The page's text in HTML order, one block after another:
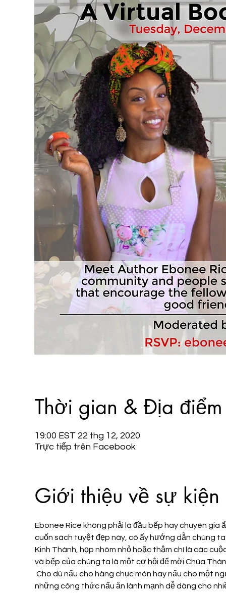
Thời gian & Địa điểm
19:00 EST 22 thg 12, 2020
Trực tiếp trên Facebook
Giới thiệu về sự kiện
Ebonee Rice không phải là đầu bếp hay chuyên gia
cuốn sách tuyệt đẹp này, cô ấy hướng dẫn chúng
Kinh Thánh, họp nhóm nhỏ hoặc thậm chí là các
và bếp của chúng ta là một cơ hội để mời Chúa
những công thức nấu ăn lành mạnh dễ dàng cho